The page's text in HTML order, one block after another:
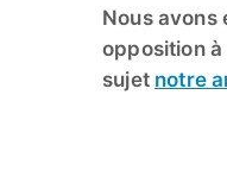
Nous avons
opposition
sujet notre